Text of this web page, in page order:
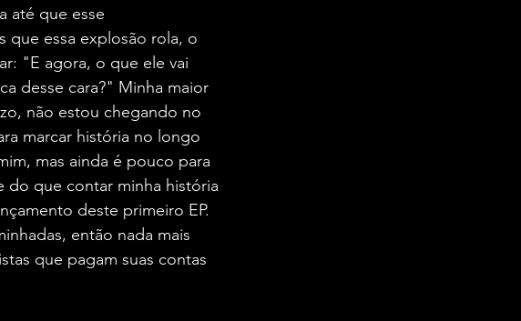
até que esse
que essa explosão rola, o
"E agora, o que ele vai
desse cara?" Minha maior
não estou chegando no
marcar história no longo
mas ainda é pouco para
do que contar minha história
deste primeiro EP.
então nada mais
que pagam suas contas